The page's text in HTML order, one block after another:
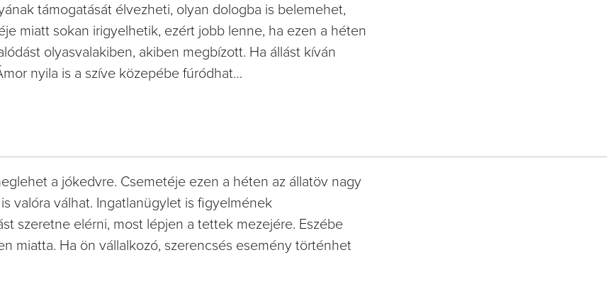
támogatását élvezheti, olyan dologba is belemehet,
miatt sokan irigyelhetik, ezért jobb lenne, ha ezen a héten
olyasvalakiben, akiben megbízott. Ha állást kíván
nyila is a szíve közepébe fúródhat…
a jókedvre. Csemetéje ezen a héten az állatöv nagy
valóra válhat. Ingatlanügylet is figyelmének
szeretne elérni, most lépjen a tettek mezejére. Eszébe
miatta. Ha ön vállalkozó, szerencsés esemény történhet